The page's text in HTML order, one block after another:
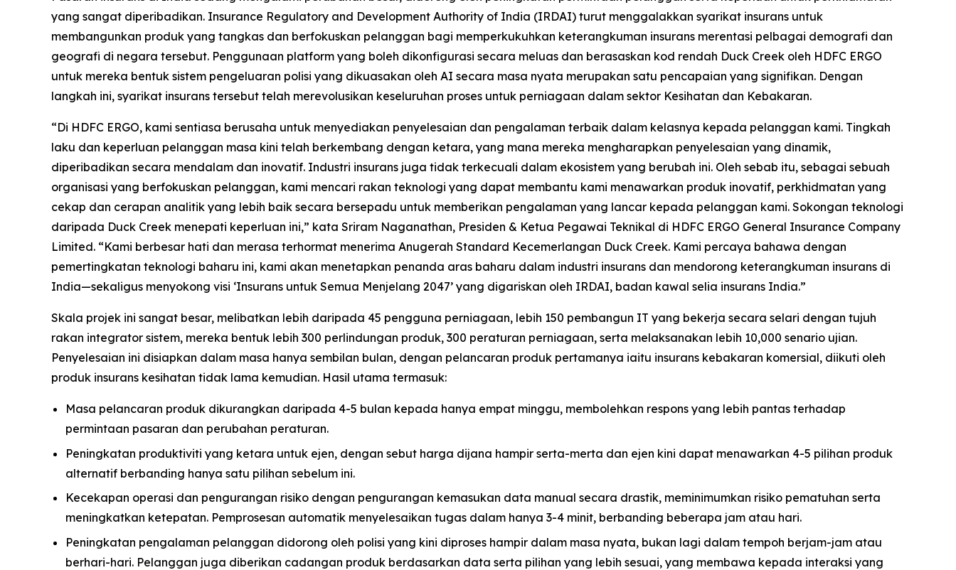
yang sangat diperibadikan. Insurance Regulatory and Development Authority of India (IRDAI) turut menggalakkan syarikat insurans untuk
membangunkan produk yang tangkas dan berfokuskan pelanggan bagi memperkukuhkan keterangkuman insurans merentasi pelbagai demografi dan
geografi di negara tersebut. Penggunaan platform yang boleh dikonfigurasi secara meluas dan berasaskan kod rendah Duck Creek oleh HDFC ERGO
untuk mereka bentuk sistem pengeluaran polisi yang dikuasakan oleh AI secara masa nyata merupakan satu pencapaian yang signifikan. Dengan
langkah ini, syarikat insurans tersebut telah merevolusikan keseluruhan proses untuk perniagaan dalam sektor Kesihatan dan Kebakaran.
“Di HDFC ERGO, kami sentiasa berusaha untuk menyediakan penyelesaian dan pengalaman terbaik dalam kelasnya kepada pelanggan kami. Tingkah
laku dan keperluan pelanggan masa kini telah berkembang dengan ketara, yang mana mereka mengharapkan penyelesaian yang dinamik,
diperibadikan secara mendalam dan inovatif. Industri insurans juga tidak terkecuali dalam ekosistem yang berubah ini. Oleh sebab itu, sebagai sebuah
organisasi yang berfokuskan pelanggan, kami mencari rakan teknologi yang dapat membantu kami menawarkan produk inovatif, perkhidmatan yang
cekap dan cerapan analitik yang lebih baik secara bersepadu untuk memberikan pengalaman yang lancar kepada pelanggan kami. Sokongan teknologi
daripada Duck Creek menepati keperluan ini,” kata Sriram Naganathan, Presiden & Ketua Pegawai Teknikal di HDFC ERGO General Insurance Company
Limited. “Kami berbesar hati dan merasa terhormat menerima Anugerah Standard Kecemerlangan Duck Creek. Kami percaya bahawa dengan
pemertingkatan teknologi baharu ini, kami akan menetapkan penanda aras baharu dalam industri insurans dan mendorong keterangkuman insurans di
India—sekaligus menyokong visi ‘Insurans untuk Semua Menjelang 2047’ yang digariskan oleh IRDAI, badan kawal selia insurans India.”
Skala projek ini sangat besar, melibatkan lebih daripada 45 pengguna perniagaan, lebih 150 pembangun IT yang bekerja secara selari dengan tujuh
rakan integrator sistem, mereka bentuk lebih 300 perlindungan produk, 300 peraturan perniagaan, serta melaksanakan lebih 10,000 senario ujian.
Penyelesaian ini disiapkan dalam masa hanya sembilan bulan, dengan pelancaran produk pertamanya iaitu insurans kebakaran komersial, diikuti oleh
produk insurans kesihatan tidak lama kemudian. Hasil utama termasuk:
Masa pelancaran produk dikurangkan daripada 4-5 bulan kepada hanya empat minggu, membolehkan respons yang lebih pantas terhadap
permintaan pasaran dan perubahan peraturan.
Peningkatan produktiviti yang ketara untuk ejen, dengan sebut harga dijana hampir serta-merta dan ejen kini dapat menawarkan 4-5 pilihan produk
alternatif berbanding hanya satu pilihan sebelum ini.
Kecekapan operasi dan pengurangan risiko dengan pengurangan kemasukan data manual secara drastik, meminimumkan risiko pematuhan serta
meningkatkan ketepatan. Pemprosesan automatik menyelesaikan tugas dalam hanya 3-4 minit, berbanding beberapa jam atau hari.
Peningkatan pengalaman pelanggan didorong oleh polisi yang kini diproses hampir dalam masa nyata, bukan lagi dalam tempoh berjam-jam atau
berhari-hari. Pelanggan juga diberikan cadangan produk berdasarkan data serta pilihan yang lebih sesuai, yang membawa kepada interaksi yang